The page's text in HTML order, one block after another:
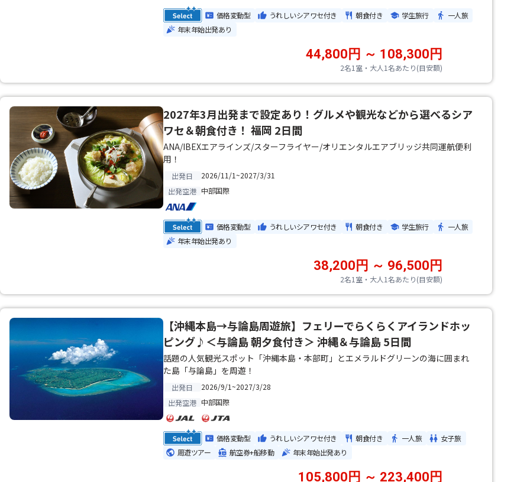
価格変動型 うれしいシアワセ付き 朝食付き 学生旅行
一人旅
年末年始出発あり
2名1室・大人1名あたり(目安額)
44,800円 ～ 108,300円
2027年3月出発まで設定あり！グルメや観光などから選べるシア
ワセ＆朝食付き！ 福岡 2日間
ANA/IBEXエアラインズ/スターフライヤー/オリエンタルエアブリッジ共同運航便利
用！
出発日
2026/11/1~2027/3/31
出発空港 中部国際
価格変動型 うれしいシアワセ付き 朝食付き 学生旅行
一人旅
年末年始出発あり
2名1室・大人1名あたり(目安額)
38,200円 ～ 96,500円
【沖縄本島→与論島周遊旅】フェリーでらくらくアイランドホッ
ピング♪＜与論島 朝夕食付き＞ 沖縄＆与論島 5日間
話題の人気観光スポット「沖縄本島・本部町」とエメラルドグリーンの海に囲まれ
た島「与論島」を周遊！
出発日
2026/9/1~2027/3/28
出発空港 中部国際
価格変動型 うれしいシアワセ付き 朝食付き 一人旅
女子旅
周遊ツアー
航空券+船移動 年末年始出発あり
105,800円 ～ 223,400円